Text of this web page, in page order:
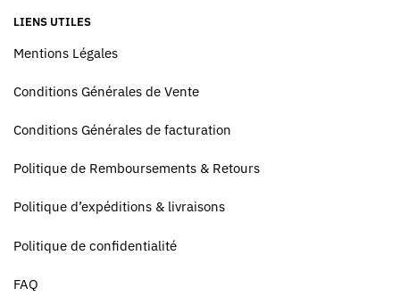
LIENS UTILES
Mentions Légales
Conditions Générales de Vente
Conditions Générales de facturation
Politique de Remboursements & Retours
Politique d’expéditions & livraisons
Politique de confidentialité
FAQ